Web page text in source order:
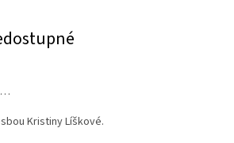
Kristiny Líškové.